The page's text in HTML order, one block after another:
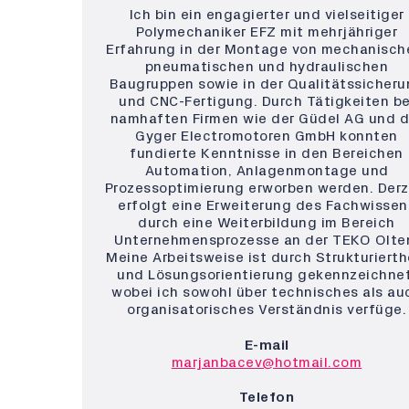
Ich bin ein engagierter und vielseitiger
Polymechaniker EFZ mit mehrjähriger
Erfahrung in der Montage von
pneumatischen und hydraulischen
Baugruppen sowie in der
und CNC-Fertigung. Durch Tätigkeiten
namhaften Firmen wie der Güdel AG und
Gyger Electromotoren GmbH konnten
fundierte Kenntnisse in den Bereichen
Automation, Anlagenmontage und
Prozessoptimierung erworben werden.
erfolgt eine Erweiterung des
durch eine Weiterbildung im Bereich
Unternehmensprozesse an der TEKO
Meine Arbeitsweise ist durch
und Lösungsorientierung
wobei ich sowohl über technisches als
organisatorisches Verständnis verfüge.
E-mail
marjanbacev@hotmail.com
Telefon